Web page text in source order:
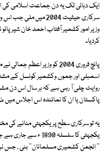
ایک دہائی تک یہ دن جماعت اسلامی کی
سرکاری حیثیت 2004
وزیر امور کشمیر آفتاب احمد خان
کردیا۔
پانچ فروری 2004 کو وزیر
اسمبلی اور جموں وکشمیر کونسل کے
روایت چلی آ رہی ہے کہ ہر سال اس دن
پاکستان یا ان کا نمائندہ اس اجلاس
یہ تو سرکاری سطح پر یکجہتی منانے
'' انجمن کشمیری مسلمانان'' بنی ، جس